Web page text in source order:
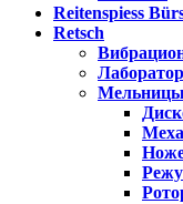
Reitenspiess
Retsch